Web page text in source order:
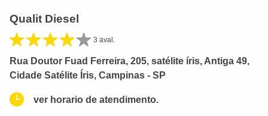
Qualit Diesel
3 aval.
Rua Doutor Fuad Ferreira, 205, satélite íris, Antiga 49,
Cidade Satélite Íris, Campinas - SP
ver horario de atendimento.